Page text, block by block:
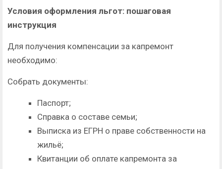
Условия оформления льгот: пошаговая
инструкция
Для получения компенсации за капремонт
необходимо:
Собрать документы:
Паспорт;
Справка о составе семьи;
Выписка из ЕГРН о праве собственности на
жильё;
Квитанции об оплате капремонта за